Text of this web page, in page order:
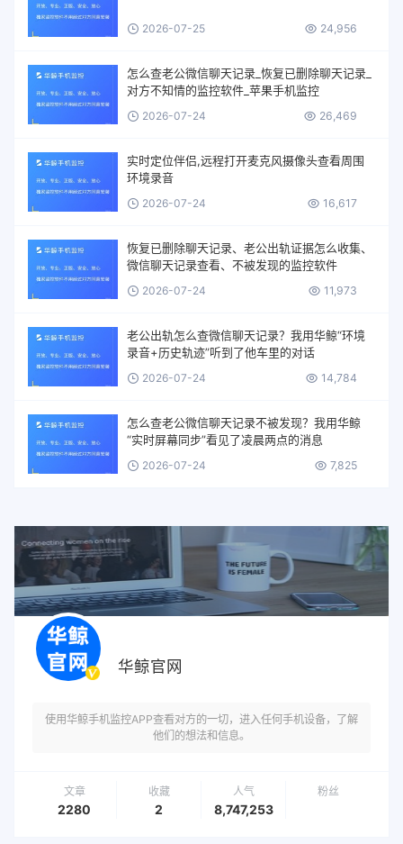
2026-07-25 24,956
怎么查老公微信聊天记录_恢复已删除聊天记录_
对方不知情的监控软件_苹果手机监控
2026-07-24 26,469
实时定位伴侣,远程打开麦克风摄像头查看周围
环境录音
2026-07-24 16,617
恢复已删除聊天记录、老公出轨证据怎么收集、
微信聊天记录查看、不被发现的监控软件
2026-07-24 11,973
老公出轨怎么查微信聊天记录？我用华鲸“环境
录音+历史轨迹”听到了他车里的对话
2026-07-24 14,784
怎么查老公微信聊天记录不被发现？我用华鲸
“实时屏幕同步”看见了凌晨两点的消息
2026-07-24 7,825
华鲸官网
使用华鲸手机监控APP查看对方的一切，进入任何手机设备，了解
他们的想法和信息。
文章
2280
收藏
2
人气
8,747,253
粉丝